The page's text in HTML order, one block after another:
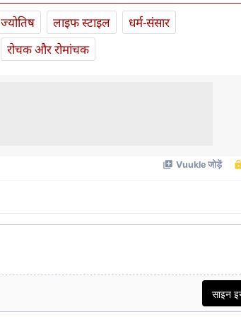
ज्योतिष लाइफ स्‍टाइल
धर्म-संसार
रोचक और रोमांचक